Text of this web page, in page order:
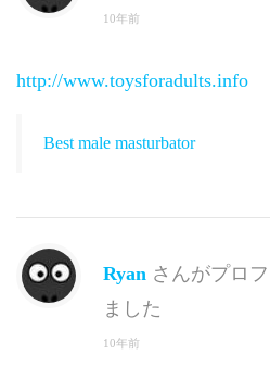
10年前
http://www.toysforadults.info
Best male masturbator
Ryan さんがプロ
ました
10年前